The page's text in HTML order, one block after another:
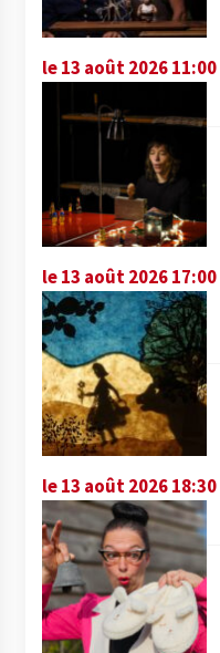
le 13 août 2026 11:00
le 13 août 2026 17:00
le 13 août 2026 18:30